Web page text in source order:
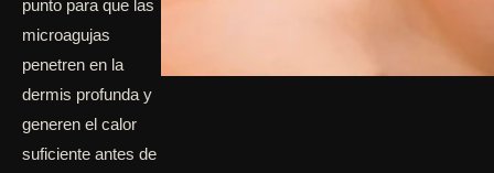
punto para que las
microagujas
penetren en la
dermis profunda y
generen el calor
suficiente antes de